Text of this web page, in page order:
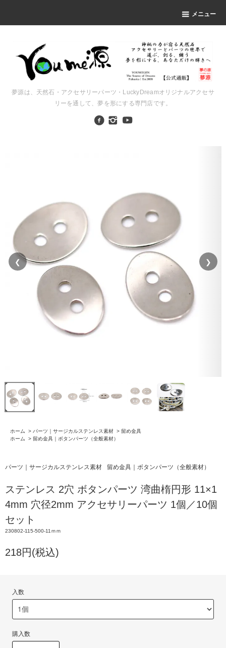
メニュー
夢源は、天然石・アクセサリーパーツ・LuckyDreamオリジナルアクセサ
リーを通して、夢を形にする専門店です。
❮ ❯
ホーム > パーツ｜サージカルステンレス素材 > 留め金具
ホーム
> 留め金具｜ボタンパーツ（全般素材）
パーツ｜サージカルステンレス素材 留め金具｜ボタンパーツ（全般素材）
ステンレス 2穴 ボタンパーツ 湾曲楕円形 11×1
4mm 穴径2mm アクセサリーパーツ 1個／10個
セット
230802-115-500-11ｍｍ
218円(税込)
入数
購入数